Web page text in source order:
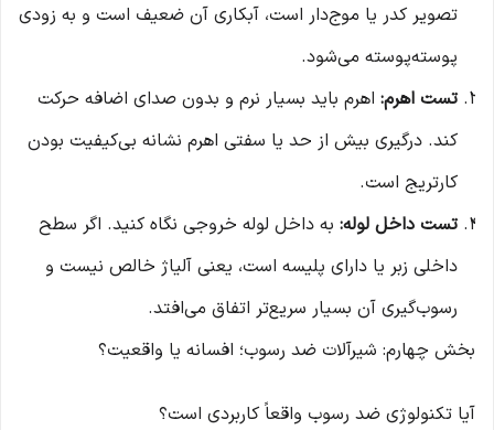
تصویر کدر یا موج‌دار است، آبکاری آن ضعیف است و به زودی
پوسته‌پوسته می‌شود.
تست اهرم: اهرم باید بسیار نرم و بدون صدای اضافه حرکت
کند. درگیری بیش از حد یا سفتی اهرم نشانه بی‌کیفیت بودن
کارتریج است.
تست داخل لوله: به داخل لوله خروجی نگاه کنید. اگر سطح
داخلی زبر یا دارای پلیسه است، یعنی آلیاژ خالص نیست و
رسوب‌گیری آن بسیار سریع‌تر اتفاق می‌افتد.
بخش چهارم: شیرآلات ضد رسوب؛ افسانه یا واقعیت؟
آیا تکنولوژی ضد رسوب واقعاً کاربردی است؟